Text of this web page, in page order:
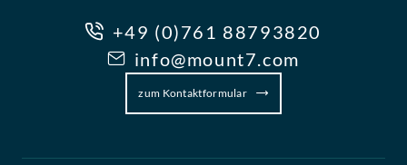
+49 (0)761 88793820
info@mount7.com
zum Kontaktformular